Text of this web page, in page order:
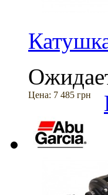
Цена: 7 485 грн